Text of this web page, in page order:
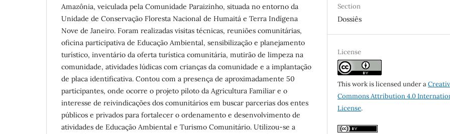
Amazônia, veiculada pela Comunidade Paraizinho, situada no entorno da
Unidade de Conservação Floresta Nacional de Humaitá e Terra Indígena
Nove de Janeiro. Foram realizadas visitas técnicas, reuniões comunitárias,
oficina participativa de Educação Ambiental, sensibilização e planejamento
turístico, inventário da oferta turística comunitária, mutirão de limpeza na
comunidade, atividades lúdicas com crianças da comunidade e a implantação
de placa identificativa. Contou com a presença de aproximadamente 50
participantes, onde ocorre o projeto piloto da Agricultura Familiar e o
interesse de reivindicações dos comunitários em buscar parcerias dos entes
públicos e privados para fortalecer o ordenamento e desenvolvimento de
atividades de Educação Ambiental e Turismo Comunitário. Utilizou-se a
Section
Dossiês
License
This work is licensed under a
Commons Attribution 4.0
License.